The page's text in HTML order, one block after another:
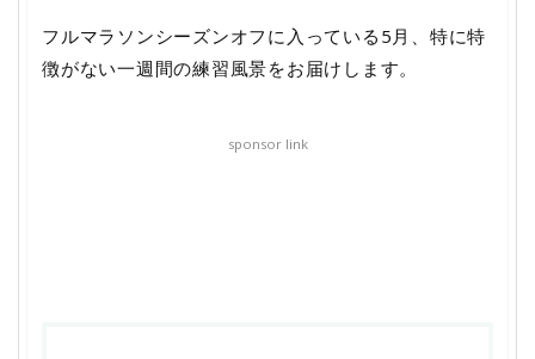
フルマラソンシーズンオフに入っている5月、特に特
徴がない一週間の練習風景をお届けします。
sponsor link